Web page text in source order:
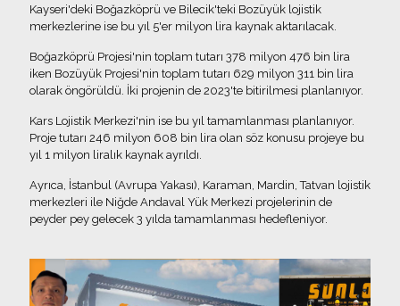
Kayseri'deki Boğazköprü ve Bilecik'teki Bozüyük lojistik
merkezlerine ise bu yıl 5'er milyon lira kaynak aktarılacak.
Boğazköprü Projesi'nin toplam tutarı 378 milyon 476 bin lira
iken Bozüyük Projesi'nin toplam tutarı 629 milyon 311 bin lira
olarak öngörüldü. İki projenin de 2023'te bitirilmesi planlanıyor.
Kars Lojistik Merkezi'nin ise bu yıl tamamlanması planlanıyor.
Proje tutarı 246 milyon 608 bin lira olan söz konusu projeye bu
yıl 1 milyon liralık kaynak ayrıldı.
Ayrıca, İstanbul (Avrupa Yakası), Karaman, Mardin, Tatvan lojistik
merkezleri ile Niğde Andaval Yük Merkezi projelerinin de
peyder pey gelecek 3 yılda tamamlanması hedefleniyor.